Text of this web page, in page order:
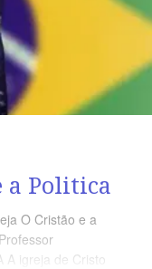
a Politica
O Cristão e a
A igreja de Cristo